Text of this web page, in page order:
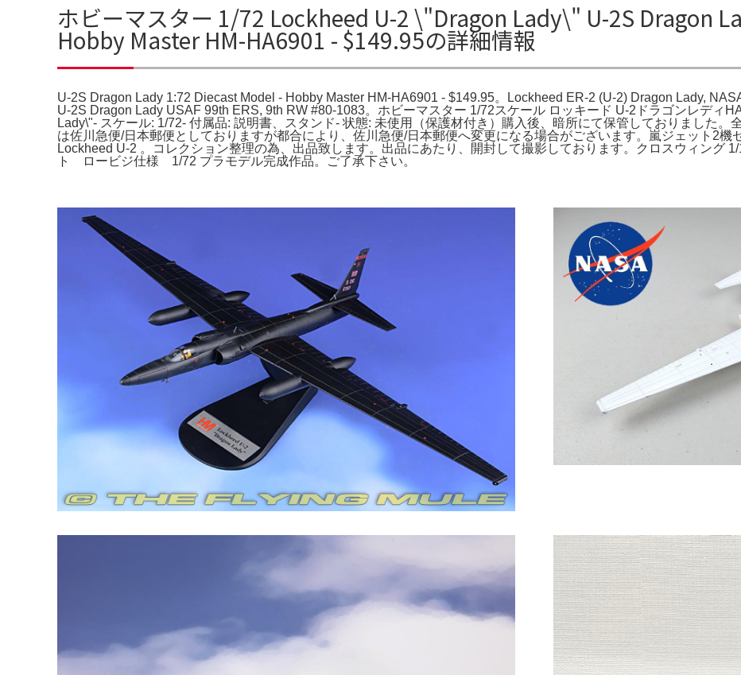
ホビーマスター 1/72 Lockheed U-2 \"Dragon Lady\" U-2S Dragon
Hobby Master HM-HA6901 - $149.95の詳細情報
U-2S Dragon Lady 1:72 Diecast Model - Hobby Master HM-HA6901 - $149.95。Lockheed ER-2 (U-2) Dragon Lady,
U-2S Dragon Lady USAF 99th ERS, 9th RW #80-1083。ホビーマスター 1/72スケール ロッキード U-2ドラゴンレディ
Lady\"- スケール: 1/72- 付属品: 説明書、スタンド- 状態: 未使用（保護材付き）購入後、暗所にて保管しておりました
は佐川急便/日本郵便としておりますが都合により、佐川急便/日本郵便へ変更になる場合がございます。嵐ジェット2機
Lockheed U-2 。コレクション整理の為、出品致します。出品にあたり、開封して撮影しております。クロスウィング
ト ロービジ仕様 1/72 プラモデル完成作品。ご了承下さい。